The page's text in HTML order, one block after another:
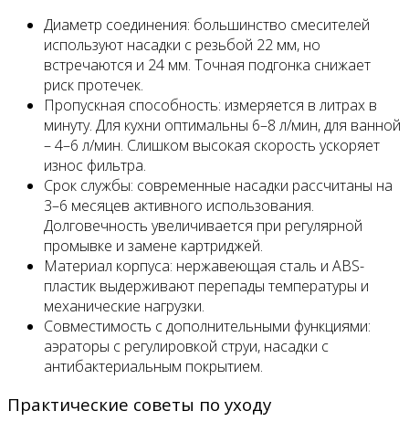
Диаметр соединения: большинство смесителей
используют насадки с резьбой 22 мм, но
встречаются и 24 мм. Точная подгонка снижает
риск протечек.
Пропускная способность: измеряется в литрах в
минуту. Для кухни оптимальны 6–8 л/мин, для ванной
– 4–6 л/мин. Слишком высокая скорость ускоряет
износ фильтра.
Срок службы: современные насадки рассчитаны на
3–6 месяцев активного использования.
Долговечность увеличивается при регулярной
промывке и замене картриджей.
Материал корпуса: нержавеющая сталь и ABS-
пластик выдерживают перепады температуры и
механические нагрузки.
Совместимость с дополнительными функциями:
аэраторы с регулировкой струи, насадки с
антибактериальным покрытием.
Практические советы по уходу